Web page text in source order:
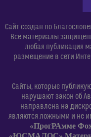
Сайт создан по
Все материалы
любая публикация
размещение в сети
Сайты, которые
нарушают закон об
направлена на
являются ложными и не
«ПрогРАмме